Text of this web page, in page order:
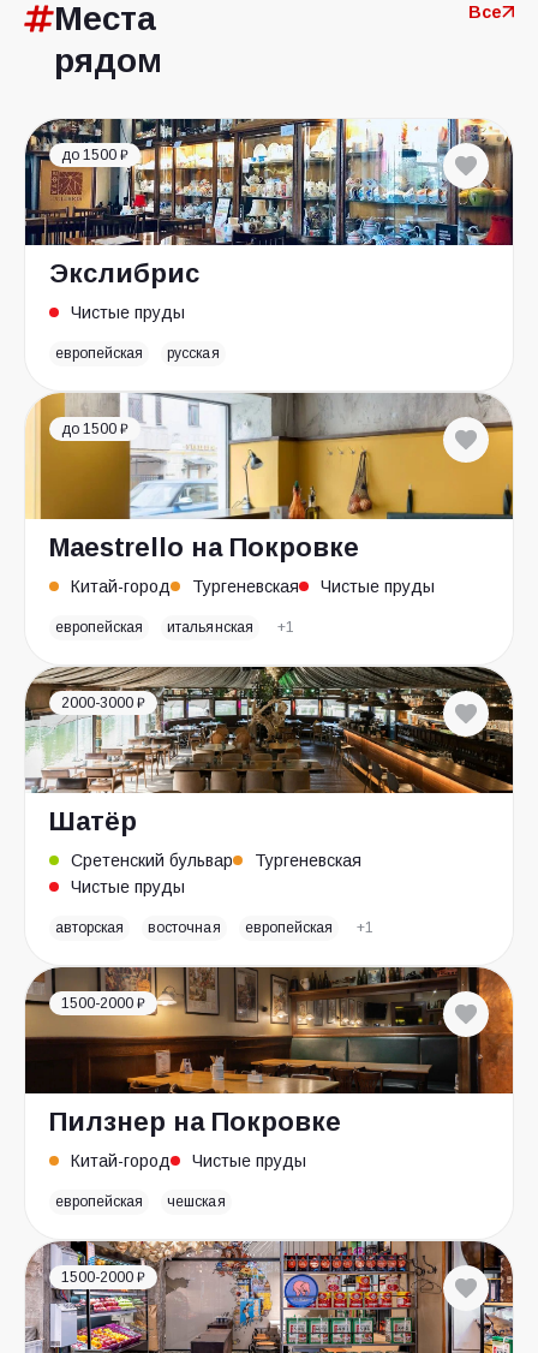
Места
рядом
Все
до 1500 ₽
Экслибрис
Чистые пруды
европейская русская
до 1500 ₽
Maestrello на Покровке
Китай-город Тургеневская Чистые пруды
европейская итальянская +1
2000-3000 ₽
Шатёр
Сретенский бульвар
Тургеневская
Чистые пруды
авторская восточная европейская +1
1500-2000 ₽
Пилзнер на Покровке
Китай-город Чистые пруды
европейская чешская
1500-2000 ₽